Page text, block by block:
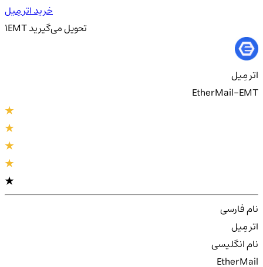
خرید اتر مِیل
1EMT تحویلمی‌گیرید
اتر مِیل
EtherMail-EMT
نام فارسی
اتر مِیل
نام انگلیسی
EtherMail